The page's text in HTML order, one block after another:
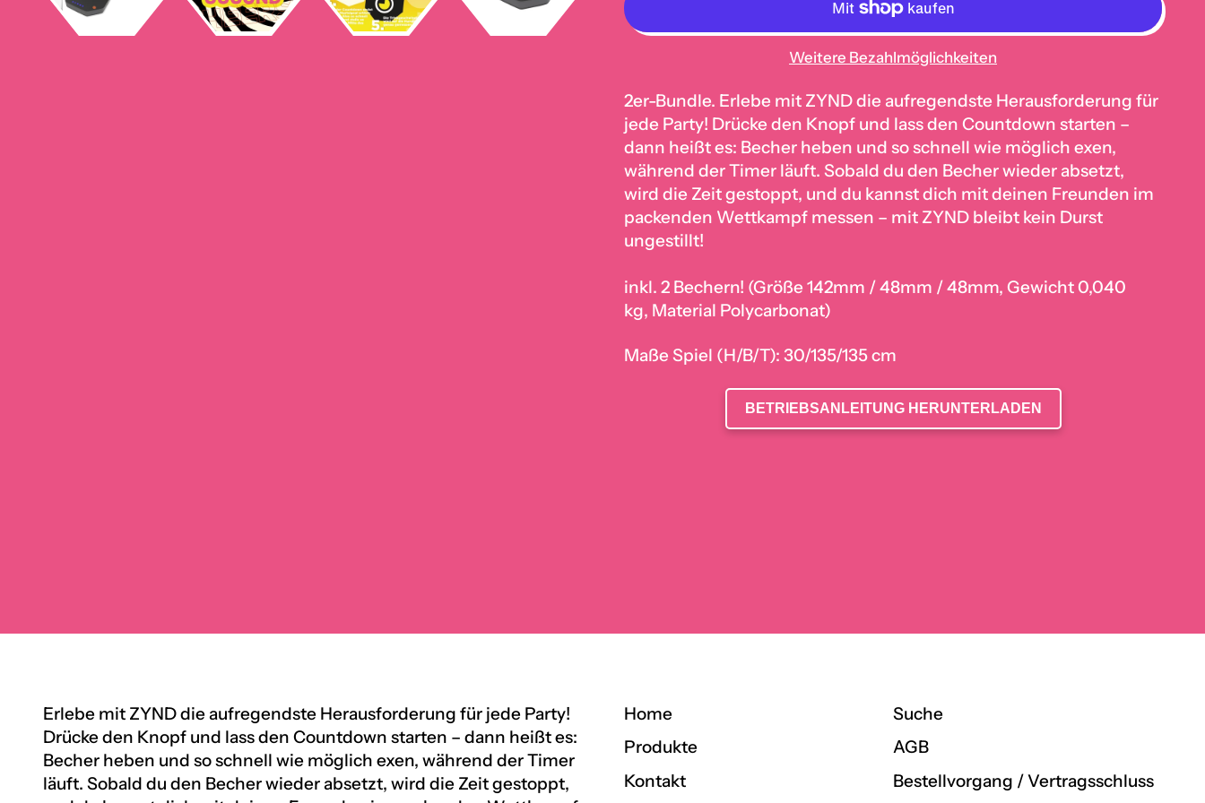
Weitere Bezahlmöglichkeiten
2er-Bundle. Erlebe mit ZYND die aufregendste Herausforderung für
jede Party! Drücke den Knopf und lass den Countdown starten –
dann heißt es: Becher heben und so schnell wie möglich exen,
während der Timer läuft. Sobald du den Becher wieder absetzt,
wird die Zeit gestoppt, und du kannst dich mit deinen Freunden im
packenden Wettkampf messen – mit ZYND bleibt kein Durst
ungestillt!
inkl. 2 Bechern! (Größe 142mm / 48mm / 48mm, Gewicht 0,040
kg, Material Polycarbonat)
Maße Spiel (H/B/T): 30/135/135 cm
BETRIEBSANLEITUNG HERUNTERLADEN
Erlebe mit ZYND die aufregendste Herausforderung für jede Party!
Drücke den Knopf und lass den Countdown starten – dann heißt es:
Becher heben und so schnell wie möglich exen, während der Timer
läuft. Sobald du den Becher wieder absetzt, wird die Zeit gestoppt,
Home
Produkte
Kontakt
Suche
AGB
Bestellvorgang / Vertragsschluss